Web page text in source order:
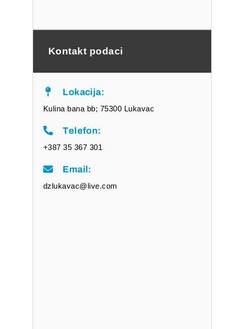
Kontakt podaci
Lokacija:
Kulina bana bb; 75300 Lukavac
Telefon:
+387 35 367 301
Email:
dzlukavac@live.com